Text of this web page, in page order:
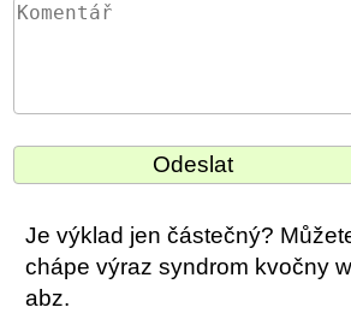
Je výklad jen částečný?
chápe výraz syndrom kvočny
abz.